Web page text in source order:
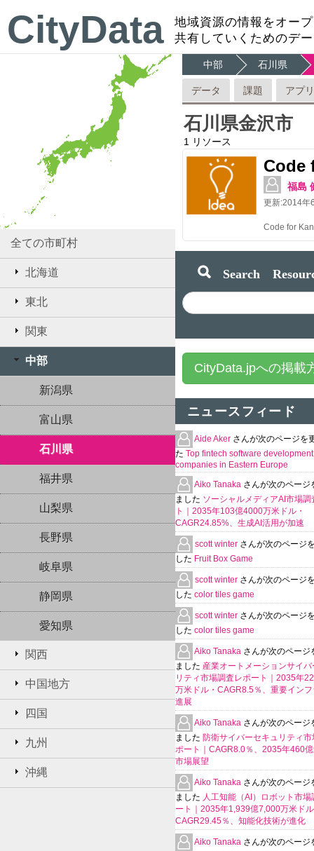
CityData
地域資源の情報をオー
共有していくためのデ
全ての市町村
北海道
東北
関東
中部
新潟県
富山県
石川県
福井県
山梨県
長野県
岐阜県
静岡県
愛知県
関西
中国地方
四国
九州
沖縄
中部 石川県
データ 課題 アプリ
石川県金沢市
1 リソース
Code
福島
更新:2014年
Code for
Search
CityData.jpへの掲載
ニュースフィード
Aide Aker さんが次のページを
た Top fintech software development
companies in Eastern Europe
Aiko Tanaka さんが次のページ
ました ソーシャルメディアAI市場調
ト｜2035年103億4000万米ドル・
CAGR24.85%、生成AI活用が加速
scott winter さんが次のページ
した Fruit Box Game
scott winter さんが次のページ
した color tiles game
scott winter さんが次のページ
した color tiles game
Aiko Tanaka さんが次のページ
ました 産業オートメーションサイ
リティ市場調査レポート｜2035年
万米ドル・CAGR8.5％、重要イン
進展
Aiko Tanaka さんが次のページ
ました 防衛サイバーセキュリティ
ポート｜CAGR8.0％、2035年460
市場展望
Aiko Tanaka さんが次のページ
ました 人工知能（AI）ロボット市場
ート｜2035年1,939億7,000万米ド
CAGR29.45％、知能化技術が進化
Aiko Tanaka さんが次のページ